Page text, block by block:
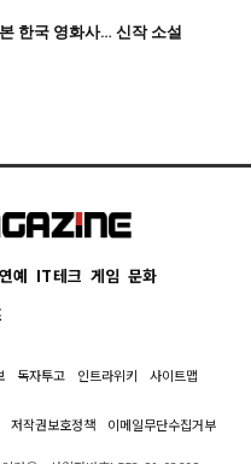
한국 영화사… 신작 소설
연예 IT테크 게임 문화
독자투고 인트라위키 사이트맵
저작권보호정책 이메일무단수집거부